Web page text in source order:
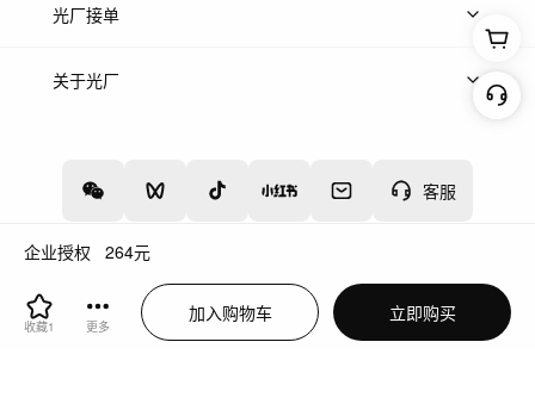
企业授权 264元
收藏1 更多
加入购物车 立即购买
客服
上传案例
光厂接单
上架服务
关于光厂
增值电信业务经营许可证：川B2-20160192
蜀ICP备12020238号-4
川公网安备51019002000262
违法和不良信息举报中心